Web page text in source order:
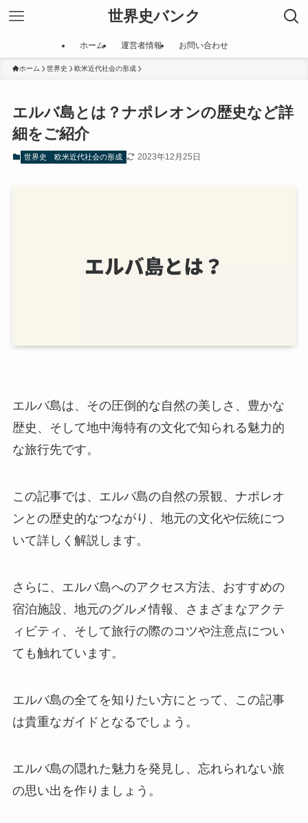
世界史バンク
ホーム 運営者情報 お問い合わせ
ホーム 世界史 欧米近代社会の形成
エルバ島とは？ナポレオンの歴史など詳
細をご紹介
世界史 欧米近代社会の形成 2023年12月25日
エルバ島は、その圧倒的な自然の美しさ、豊かな
歴史、そして地中海特有の文化で知られる魅力的
な旅行先です。
この記事では、エルバ島の自然の景観、ナポレオ
ンとの歴史的なつながり、地元の文化や伝統につ
いて詳しく解説します。
さらに、エルバ島へのアクセス方法、おすすめの
宿泊施設、地元のグルメ情報、さまざまなアクテ
ィビティ、そして旅行の際のコツや注意点につい
ても触れています。
エルバ島の全てを知りたい方にとって、この記事
は貴重なガイドとなるでしょう。
エルバ島の隠れた魅力を発見し、忘れられない旅
の思い出を作りましょう。